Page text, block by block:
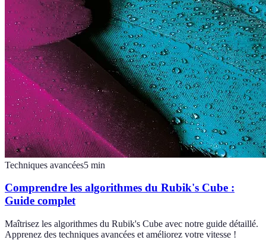
Techniques avancées5 min
Comprendre les algorithmes du Rubik's Cube :
Guide complet
Maîtrisez les algorithmes du Rubik's Cube avec notre guide détaillé.
Apprenez des techniques avancées et améliorez votre vitesse !